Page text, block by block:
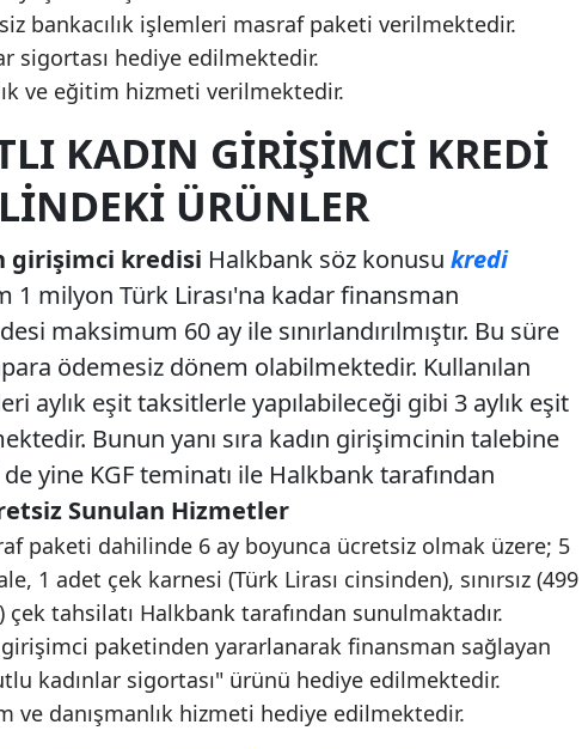
bankacılık işlemleri masraf paketi verilmektedir.
sigortası hediye edilmektedir.
ve eğitim hizmeti verilmektedir.
KADIN GIRIŞIMCI KREDI
ÜRÜNLER
girişimci kredisi Halkbank söz konusu kredi
1 milyon Türk Lirası'na kadar finansman
maksimum 60 ay ile sınırlandırılmıştır. Bu süre
ödemesiz dönem olabilmektedir. Kullanılan
aylık eşit taksitlerle yapılabileceği gibi 3 aylık eşit
Bunun yanı sıra kadın girişimcinin talebine
de yine KGF teminatı ile Halkbank tarafından
Sunulan Hizmetler
paketi dahilinde 6 ay boyunca ücretsiz olmak üzere; 5
1 adet çek karnesi (Türk Lirası cinsinden), sınırsız (499
çek tahsilatı Halkbank tarafından sunulmaktadır.
girişimci paketinden yararlanarak finansman sağlayan
kadınlar sigortası" ürünü hediye edilmektedir.
ve danışmanlık hizmeti hediye edilmektedir.